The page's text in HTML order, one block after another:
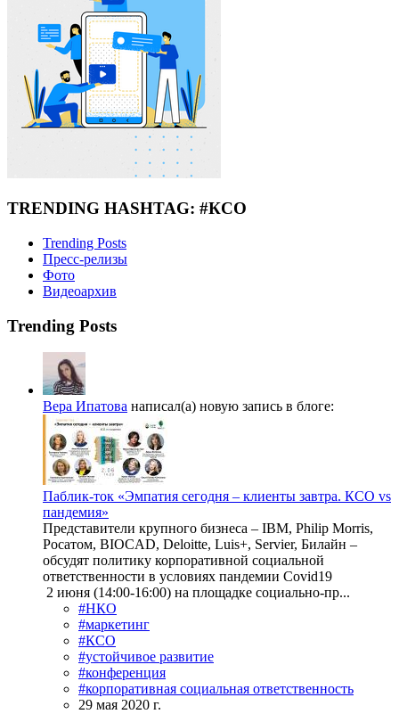
TRENDING HASHTAG: #КСО
Trending Posts
Пресс-релизы
Фото
Видеоархив
Trending Posts
Вера Ипатова написал(а) новую запись в блоге:
Паблик-ток «Эмпатия сегодня – клиенты завтра. КСО vs
пандемия»
Представители крупного бизнеса – IBM, Philip Morris,
Росатом, BIOCAD, Deloitte, Luis+, Servier, Билайн –
обсудят политику корпоративной социальной
ответственности в условиях пандемии Covid19
2 июня (14:00-16:00) на площадке социально-пр...
#НКО
#маркетинг
#КСО
#устойчивое развитие
#конференция
#корпоративная социальная ответственность
29 мая 2020 г.